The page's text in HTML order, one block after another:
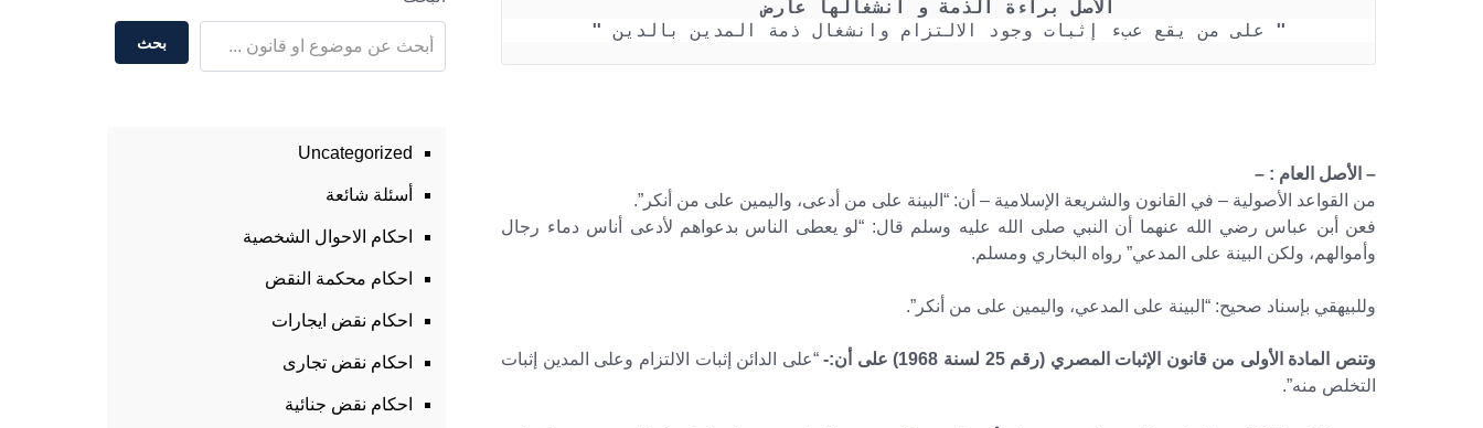
الأصل براءة الذمة و انشغالها عارض
" على من يقع عبء إثبات وجود الالتزام وانشغال ذمة المدين بالدين "
– الأصل العام : –
من القواعد الأصولية – في القانون والشريعة الإسلامية – أن: “البينة على من أدعى، واليمين على من أنكر”.
فعن أبن عباس رضي الله عنهما أن النبي صلى الله عليه وسلم قال: “لو يعطى الناس بدعواهم لأدعى أناس دماء رجال
وأموالهم، ولكن البينة على المدعي” رواه البخاري ومسلم.
وللبيهقي بإسناد صحيح: “البينة على المدعي، واليمين على من أنكر”.
وتنص المادة الأولى من قانون الإثبات المصري (رقم 25 لسنة 1968) على أن:-
“على الدائن إثبات الالتزام وعلى المدين إثبات
التخلص منه”.
بحث
Uncategorized
أسئلة شائعة
احكام الاحوال الشخصية
احكام محكمة النقض
احكام نقض ايجارات
احكام نقض تجارى
احكام نقض جنائية